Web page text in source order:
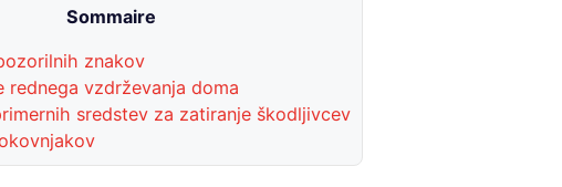
Sommaire
znakov
rednega vzdrževanja doma
sredstev za zatiranje škodljivcev